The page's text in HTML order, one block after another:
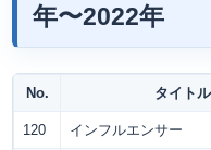
年〜2022年
No. タイトル
120 インフルエンサー